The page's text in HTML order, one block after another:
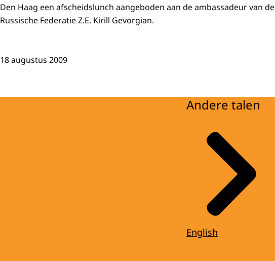
Den Haag een afscheidslunch aangeboden aan de ambassadeur van de
Russische Federatie Z.E. Kirill Gevorgian.
18 augustus 2009
Andere talen
English